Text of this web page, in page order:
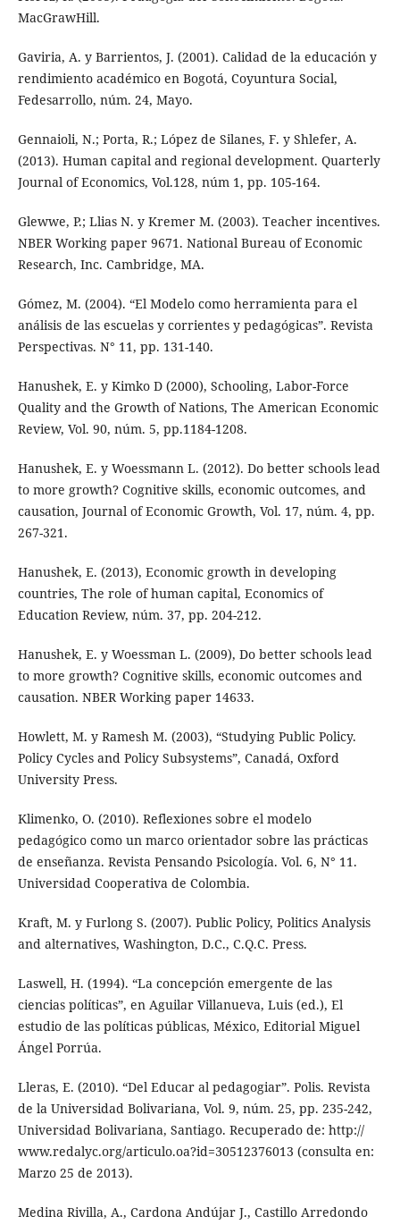
MacGrawHill.
Gaviria, A. y Barrientos, J. (2001). Calidad de la educación y
rendimiento académico en Bogotá, Coyuntura Social,
Fedesarrollo, núm. 24, Mayo.
Gennaioli, N.; Porta, R.; López de Silanes, F. y Shlefer, A.
(2013). Human capital and regional development. Quarterly
Journal of Economics, Vol.128, núm 1, pp. 105-164.
Glewwe, P.; Llias N. y Kremer M. (2003). Teacher incentives.
NBER Working paper 9671. National Bureau of Economic
Research, Inc. Cambridge, MA.
Gómez, M. (2004). “El Modelo como herramienta para el
análisis de las escuelas y corrientes y pedagógicas”. Revista
Perspectivas. N° 11, pp. 131-140.
Hanushek, E. y Kimko D (2000), Schooling, Labor-Force
Quality and the Growth of Nations, The American Economic
Review, Vol. 90, núm. 5, pp.1184-1208.
Hanushek, E. y Woessmann L. (2012). Do better schools lead
to more growth? Cognitive skills, economic outcomes, and
causation, Journal of Economic Growth, Vol. 17, núm. 4, pp.
267-321.
Hanushek, E. (2013), Economic growth in developing
countries, The role of human capital, Economics of
Education Review, núm. 37, pp. 204-212.
Hanushek, E. y Woessman L. (2009), Do better schools lead
to more growth? Cognitive skills, economic outcomes and
causation. NBER Working paper 14633.
Howlett, M. y Ramesh M. (2003), “Studying Public Policy.
Policy Cycles and Policy Subsystems”, Canadá, Oxford
University Press.
Klimenko, O. (2010). Reflexiones sobre el modelo
pedagógico como un marco orientador sobre las prácticas
de enseñanza. Revista Pensando Psicología. Vol. 6, N° 11.
Universidad Cooperativa de Colombia.
Kraft, M. y Furlong S. (2007). Public Policy, Politics Analysis
and alternatives, Washington, D.C., C.Q.C. Press.
Laswell, H. (1994). “La concepción emergente de las
ciencias políticas”, en Aguilar Villanueva, Luis (ed.), El
estudio de las políticas públicas, México, Editorial Miguel
Ángel Porrúa.
Lleras, E. (2010). “Del Educar al pedagogiar”. Polis. Revista
de la Universidad Bolivariana, Vol. 9, núm. 25, pp. 235-242,
Universidad Bolivariana, Santiago. Recuperado de: http://
www.redalyc.org/articulo.oa?id=30512376013 (consulta en:
Marzo 25 de 2013).
Medina Rivilla, A., Cardona Andújar J., Castillo Arredondo